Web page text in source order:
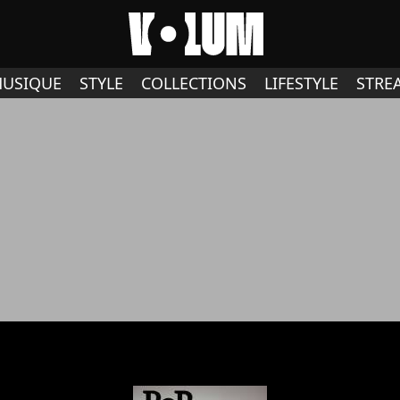
STYLE COLLECTIONS LIFESTYLE